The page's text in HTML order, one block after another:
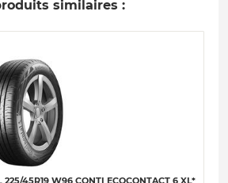
similaires :